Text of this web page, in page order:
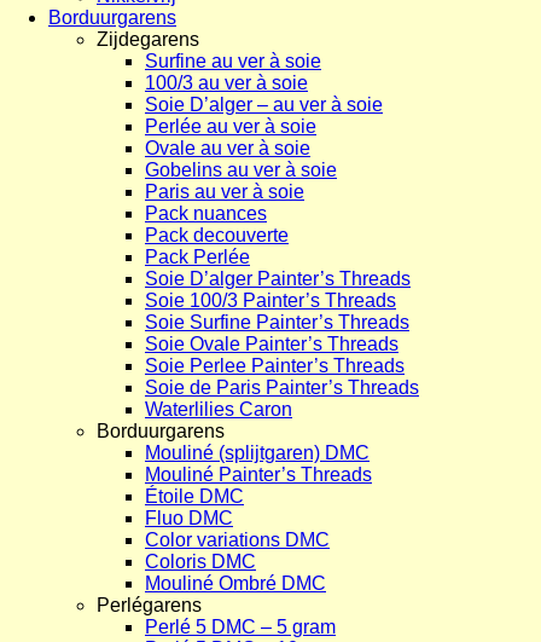
Borduurgarens
Zijdegarens
Surfine au ver à soie
100/3 au ver à soie
Soie D’alger – au ver à soie
Perlée au ver à soie
Ovale au ver à soie
Gobelins au ver à soie
Paris au ver à soie
Pack nuances
Pack decouverte
Pack Perlée
Soie D’alger Painter’s Threads
Soie 100/3 Painter’s Threads
Soie Surfine Painter’s Threads
Soie Ovale Painter’s Threads
Soie Perlee Painter’s Threads
Soie de Paris Painter’s Threads
Waterlilies Caron
Borduurgarens
Mouliné (splijtgaren) DMC
Mouliné Painter’s Threads
Étoile DMC
Fluo DMC
Color variations DMC
Coloris DMC
Mouliné Ombré DMC
Perlégarens
Perlé 5 DMC – 5 gram